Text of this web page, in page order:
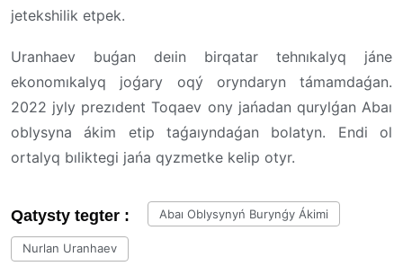
jetekshilik etpek.
Uranhaev buǵan deıin birqatar tehnıkalyq jáne
ekonomıkalyq joǵary oqý oryndaryn támamdaǵan.
2022 jyly prezıdent Toqaev ony jańadan qurylǵan Abaı
oblysyna ákim etip taǵaıyndaǵan bolatyn. Endi ol
ortalyq bıliktegi jańa qyzmetke kelip otyr.
Qatysty tegter : Abaı Oblysynyń Burynǵy Ákimi
Nurlan Uranhaev